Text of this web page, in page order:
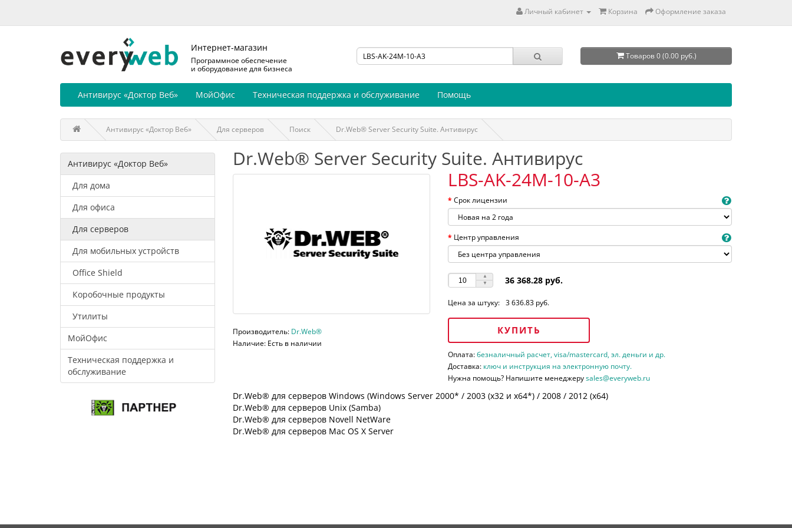
Личный кабинет Корзина Оформление заказа
Интернет-магазин
Программное обеспечение
и оборудование для бизнеса
Товаров 0 (0.00 руб.)
Антивирус «Доктор Веб» МойОфис Техническая поддержка и обслуживание Помощь
Антивирус «Доктор Веб» Для серверов Поиск Dr.Web® Server Security Suite. Антивирус
Антивирус «Доктор Веб»
Для дома
Для офиса
Для серверов
Для мобильных устройств
Office Shield
Коробочные продукты
Утилиты
МойОфис
Техническая поддержка и
обслуживание
Dr.Web® Server Security Suite. Антивирус
Производитель: Dr.Web®
Наличие: Есть в наличии
LBS-AK-24M-10-A3
Срок лицензии
Центр управления
36 368.28 руб.
Цена за штуку: 3 636.83 руб.
КУПИТЬ
Оплата:безналичный расчет, visa/mastercard, эл. деньги и др.
Доставка: ключ и инструкция на электронную почту.
Нужна помощь? Напишите менеджеруsales@everyweb.ru
Dr.Web® для серверов Windows (Windows Server 2000* / 2003 (х32 и х64*) / 2008 / 2012 (х64)
Dr.Web® для серверов Unix (Samba)
Dr.Web® для серверов Novell NetWare
Dr.Web® для серверов Mac OS X Server